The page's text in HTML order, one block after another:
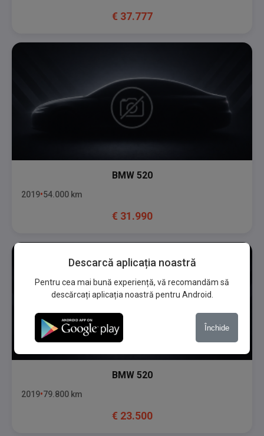
€ 37.777
BMW 520
2019 54.000 km
€ 31.990
BMW 520
2019 79.800 km
€ 23.500
Descarcă aplicația noastră
Pentru cea mai bună experiență, vă recomandăm să
descărcați aplicația noastră pentru Android.
Închide